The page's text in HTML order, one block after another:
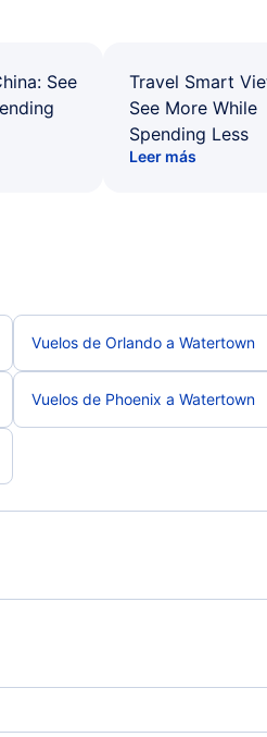
See
Travel Smart
See More While
Spending Less
Leer más
Vuelos de Orlando a Watertown
Vuelos de Phoenix a Watertown
Vuelos de Watertown a San